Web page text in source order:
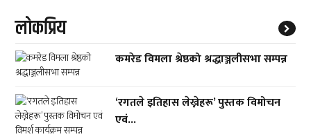
लाेकप्रिय
कमरेड विमला श्रेष्ठको श्रद्धाञ्जलीसभा सम्पन्न
‘रगतले इतिहास लेख्नेहरू’ पुस्तक विमोचन
एवं...